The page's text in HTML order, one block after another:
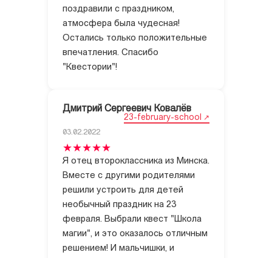
поздравили с праздником,
атмосфера была чудесная!
Остались только положительные
впечатления. Спасибо
"Квестории"!
Дмитрий Сергеевич Ковалёв
23-february-school
03.02.2022
Я отец второклассника из Минска.
Вместе с другими родителями
решили устроить для детей
необычный праздник на 23
февраля. Выбрали квест "Школа
магии", и это оказалось отличным
решением! И мальчишки, и